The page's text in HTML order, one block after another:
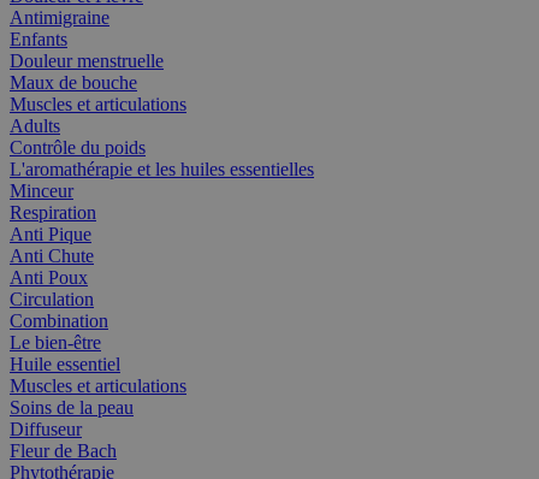
Antimigraine
Enfants
Douleur menstruelle
Maux de bouche
Muscles et articulations
Adults
Contrôle du poids
L'aromathérapie et les huiles essentielles
Minceur
Respiration
Anti Pique
Anti Chute
Anti Poux
Circulation
Combination
Le bien-être
Huile essentiel
Muscles et articulations
Soins de la peau
Diffuseur
Fleur de Bach
Phytothérapie